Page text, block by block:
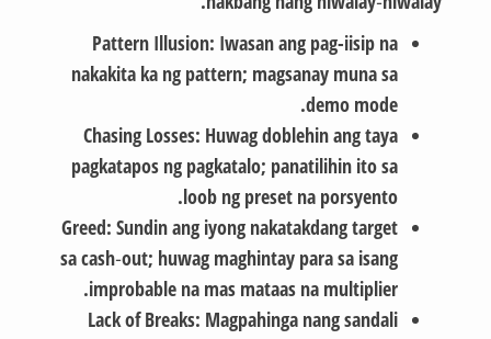
Pattern Illusion:Iwasan ang pag-iisip na
nakakita ka ng pattern; magsanay muna sa
demo mode.
Chasing Losses:Huwag doblehin ang taya
pagkatapos ng pagkatalo; panatilihin ito sa
loob ng preset na porsyento.
Greed:Sundin ang iyong nakatakdang target
sa cash‑out; huwag maghintay para sa isang
improbable na mas mataas na multiplier.
Lack of Breaks:Magpahinga nang sandali